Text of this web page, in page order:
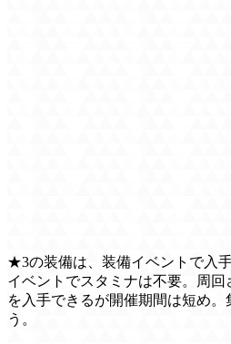
★3の装備は、装備イベントで入
イベントでスタミナは不要。周
を入手できるが開催期間は短め。
う。